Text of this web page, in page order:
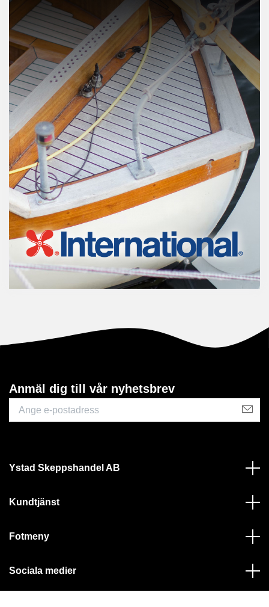
Anmäl dig till vår nyhetsbrev
Ystad Skeppshandel AB
Kundtjänst
Fotmeny
Sociala medier